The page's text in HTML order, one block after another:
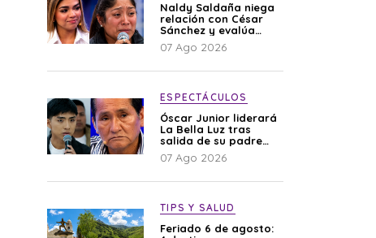
Naldy Saldaña niega
relación con César
Sánchez y evalúa
denunciar a su
esposa: “Es una
07 Ago 2026
ESPECTÁCULOS
Óscar Junior liderará
La Bella Luz tras
salida de su padre
por polémica con
Naldy Saldaña
07 Ago 2026
TIPS Y SALUD
Feriado 6 de agosto: